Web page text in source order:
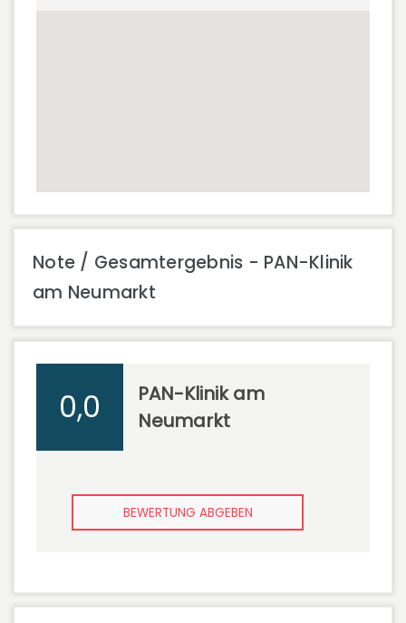
Note / Gesamtergebnis - PAN-Klinik
am Neumarkt
0,0
PAN-Klinik am
Neumarkt
BEWERTUNG ABGEBEN